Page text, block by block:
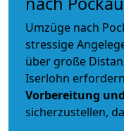
Umzüge nach
stressige
über große
Iserlohn
Vorbereitung
sicherzustellen,